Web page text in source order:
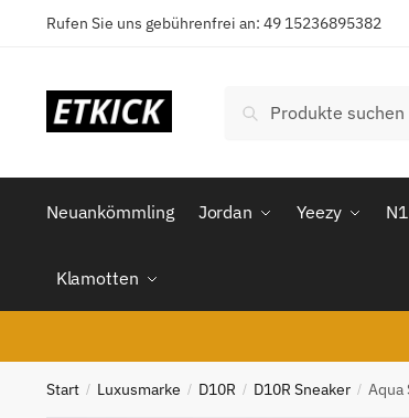
Rufen Sie uns gebührenfrei an: 49 15236895382
nach:
Suchen
Neuankömmling Jordan Yeezy
Klamotten
Start / Luxusmarke / D10R / D10R Sneaker / Aqua